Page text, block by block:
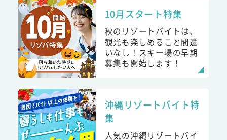
10月スタート特集
秋のリゾートバイトは、
観光も楽しめること間違
いなし！スキー場の早期
募集も開始します！
沖縄リゾートバイト特
集
人気の沖縄リゾートバイ